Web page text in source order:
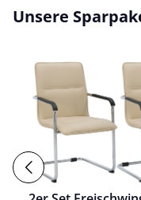
Unsere